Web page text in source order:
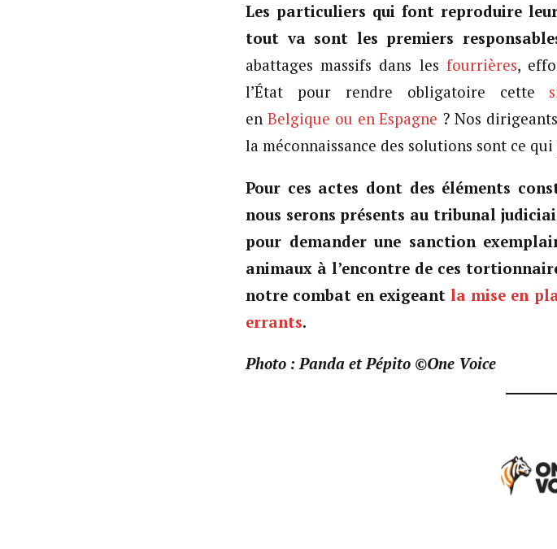
Les particuliers qui font reproduire
tout va sont les premiers
abattages massifs dans les fourrières,
l’État pour rendre obligatoire cette
en Belgique ou en Espagne ? Nos
la méconnaissance des solutions sont ce
Pour ces actes dont des éléments
nous serons présents au tribunal
pour demander une sanction
animaux à l’encontre de ces
notre combat en exigeantla mise en
errants.
Photo : Panda et Pépito ©One Voice